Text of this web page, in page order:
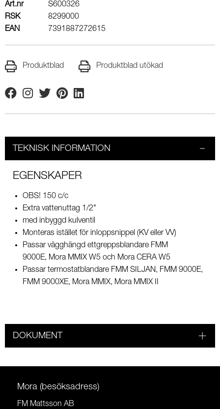
Art.nr
S600326
RSK
8299000
EAN
7391887272615
Produktblad Produktblad utökad
FacebookInstagram
TwitterPinterestLinkedin
TEKNISK INFORMATION
EGENSKAPER
OBS! 150 c/c
Extra vattenuttag 1/2"
med inbyggd kulventil
Monteras istället för inloppsnippel (KV eller VV)
Passar vägghängd ettgreppsblandare FMM
9000E, Mora MMIX W5 och Mora CERA W5
Passar termostatblandare FMM SILJAN, FMM 9000E,
FMM 9000XE, Mora MMIX, Mora MMIX II
DOKUMENT
Mora (besöksadress)
FM Mattsson AB